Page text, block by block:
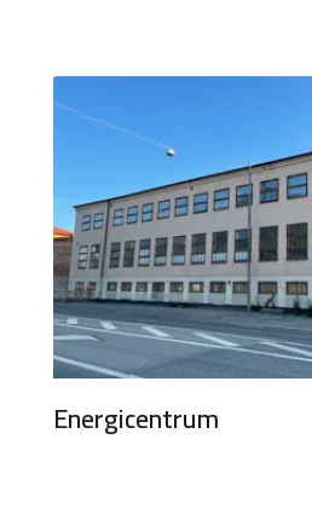
Energicentrum